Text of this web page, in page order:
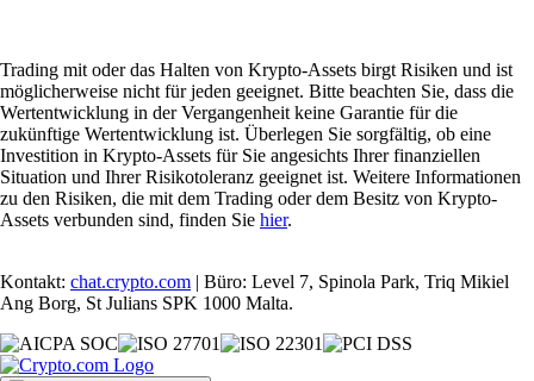
Trading mit oder das Halten von Krypto-Assets birgt Risiken und ist
möglicherweise nicht für jeden geeignet. Bitte beachten Sie, dass die
Wertentwicklung in der Vergangenheit keine Garantie für die
zukünftige Wertentwicklung ist. Überlegen Sie sorgfältig, ob eine
Investition in Krypto-Assets für Sie angesichts Ihrer finanziellen
Situation und Ihrer Risikotoleranz geeignet ist. Weitere Informationen
zu den Risiken, die mit dem Trading oder dem Besitz von Krypto-
Assets verbunden sind, finden Sie hier.
Kontakt: chat.crypto.com | Büro: Level 7, Spinola Park, Triq Mikiel
Ang Borg, St Julians SPK 1000 Malta.